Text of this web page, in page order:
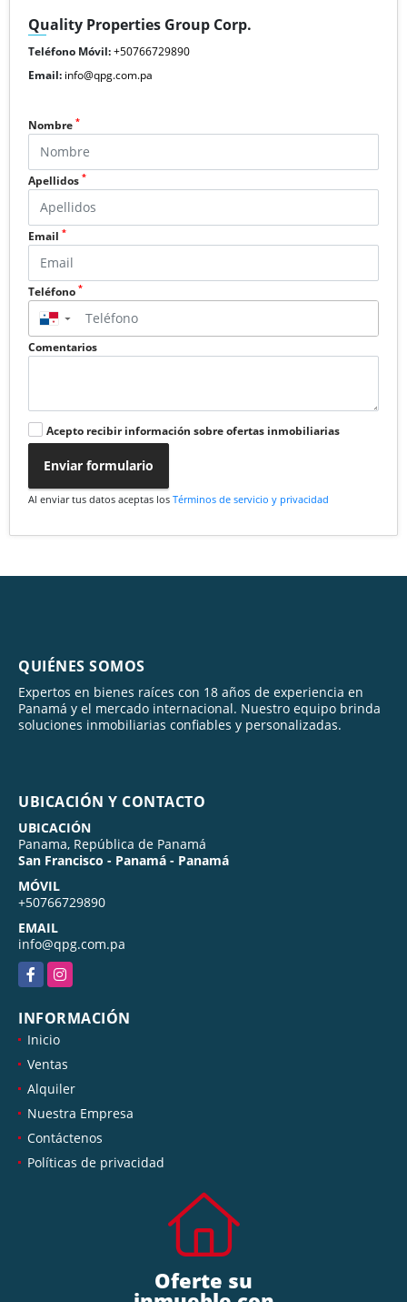
Quality Properties Group Corp.
Teléfono Móvil:+50766729890
Email: info@qpg.com.pa
Nombre *
Apellidos *
Email *
Teléfono *
▼
Comentarios
Acepto recibir información sobre ofertas inmobiliarias
Enviar formulario
Al enviar tus datos aceptas los Términos de servicio y privacidad
QUIÉNES SOMOS
Expertos en bienes raíces con 18 años de experiencia en
Panamá y el mercado internacional. Nuestro equipo brinda
soluciones inmobiliarias confiables y personalizadas.
UBICACIÓN Y CONTACTO
UBICACIÓN
Panama, República de Panamá
San Francisco - Panamá - Panamá
MÓVIL
+50766729890
EMAIL
info@qpg.com.pa
FacebookInstagram
INFORMACIÓN
Inicio
Ventas
Alquiler
Nuestra Empresa
Contáctenos
Políticas de privacidad
Oferte su